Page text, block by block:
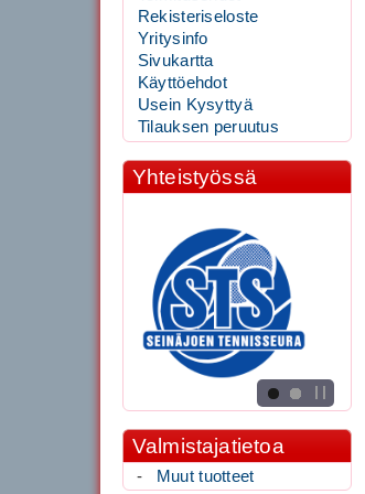
Rekisteriseloste
Yritysinfo
Sivukartta
Käyttöehdot
Usein Kysyttyä
Tilauksen peruutus
Yhteistyössä
Valmistajatietoa
- Muut tuotteet